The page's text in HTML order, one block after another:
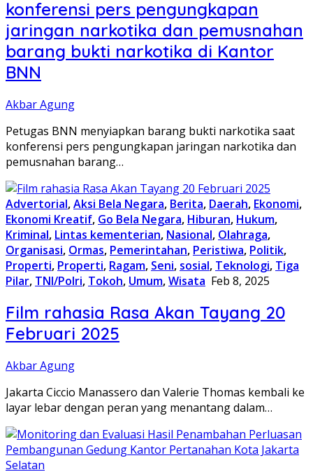
konferensi pers pengungkapan
jaringan narkotika dan pemusnahan
barang bukti narkotika di Kantor
BNN
Akbar Agung
Petugas BNN menyiapkan barang bukti narkotika saat
konferensi pers pengungkapan jaringan narkotika dan
pemusnahan barang…
Advertorial,Aksi Bela Negara, Berita, Daerah, Ekonomi,
Ekonomi Kreatif, Go Bela Negara, Hiburan, Hukum,
Kriminal, Lintas kementerian, Nasional, Olahraga,
Organisasi, Ormas, Pemerintahan, Peristiwa, Politik,
Properti, Properti, Ragam, Seni, sosial, Teknologi, Tiga
Pilar, TNI/Polri, Tokoh, Umum,Wisata Feb 8, 2025
Film rahasia Rasa Akan Tayang 20
Februari 2025
Akbar Agung
Jakarta Ciccio Manassero dan Valerie Thomas kembali ke
layar lebar dengan peran yang menantang dalam…